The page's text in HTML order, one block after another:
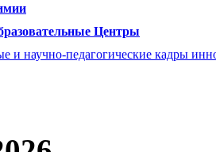
Центры
научно-педагогические кадры